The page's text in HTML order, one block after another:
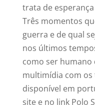
trata de
Três momentos
guerra e de qual
nos últimos
como ser humano
multimídia com os
disponível em
site e no link Polo